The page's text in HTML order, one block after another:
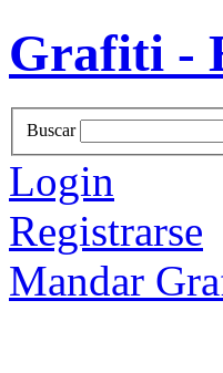
Grafiti -
Buscar
Login
Registrarse
Mandar